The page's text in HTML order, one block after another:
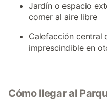
Jardín o espacio
comer al aire libre
Calefacción central
imprescindible en
Cómo llegar al